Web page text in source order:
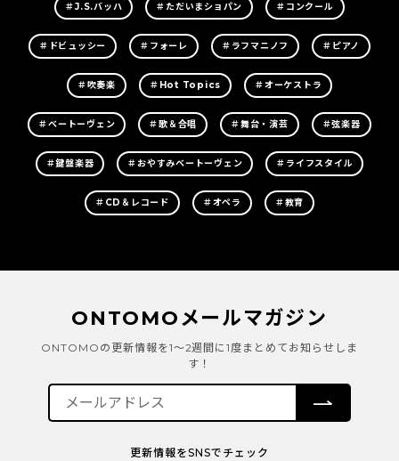
＃J.S.バッハ ＃ただいまショパン ＃コンクール
＃ドビュッシー ＃フォーレ ＃ラフマニノフ ＃ピアノ
＃吹奏楽 ＃Hot Topics ＃オーケストラ
＃ベートーヴェン ＃歌＆合唱 ＃舞台・演芸 ＃弦楽器
＃鍵盤楽器 ＃おやすみベートーヴェン ＃ライフスタイル
＃CD＆レコード ＃オペラ ＃教育
ONTOMOメールマガジン
ONTOMOの更新情報を1～2週間に1度まとめてお知らせしま
す！
更新情報をSNSでチェック